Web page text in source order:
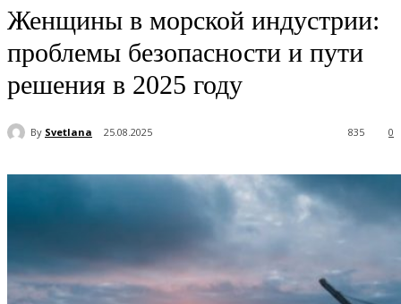
Женщины в морской индустрии:
проблемы безопасности и пути
решения в 2025 году
By Svetlana 25.08.2025 0
835